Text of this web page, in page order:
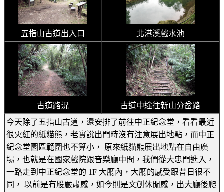
五指山古道出入口 北港溪戲水池
古道路況
古道中途往新山分岔路
今天除了五指山古道，還安排了前往中正紀念堂，看看最近
很火紅的紙貓熊，老實說出門時沒有注意展出地點，而中正
紀念堂園區範圍也不算小， 原來紙貓熊展出地點在自由廣
場，也就是在國家戲院跟音樂廳中間，我們從大忠門進入，
一路走到中正紀念堂的 1F 大廳內，大廳的感受跟昔日很不
同， 以前是有股嚴肅感，如今則是文創休閒感，出大廳後爬